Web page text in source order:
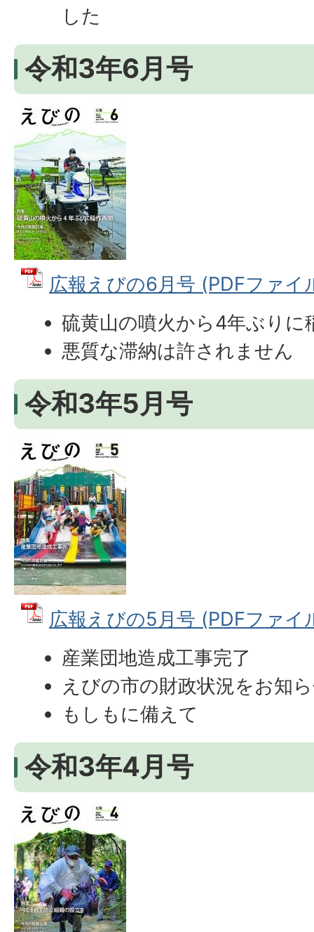
した
令和3年6月号
広報えびの6月号 (PDFファイ
硫黄山の噴火から4年ぶりに
悪質な滞納は許されません
令和3年5月号
広報えびの5月号 (PDFファイ
産業団地造成工事完了
えびの市の財政状況をお知
もしもに備えて
令和3年4月号